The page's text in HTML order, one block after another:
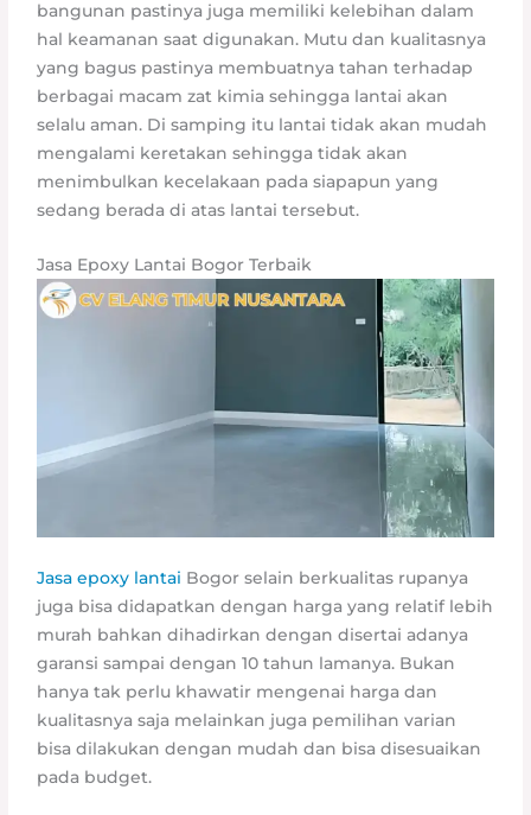
bangunan pastinya juga memiliki kelebihan dalam
hal keamanan saat digunakan. Mutu dan kualitasnya
yang bagus pastinya membuatnya tahan terhadap
berbagai macam zat kimia sehingga lantai akan
selalu aman. Di samping itu lantai tidak akan mudah
mengalami keretakan sehingga tidak akan
menimbulkan kecelakaan pada siapapun yang
sedang berada di atas lantai tersebut.
Jasa Epoxy Lantai Bogor Terbaik
Jasa epoxy lantai Bogor selain berkualitas rupanya
juga bisa didapatkan dengan harga yang relatif lebih
murah bahkan dihadirkan dengan disertai adanya
garansi sampai dengan 10 tahun lamanya. Bukan
hanya tak perlu khawatir mengenai harga dan
kualitasnya saja melainkan juga pemilihan varian
bisa dilakukan dengan mudah dan bisa disesuaikan
pada budget.